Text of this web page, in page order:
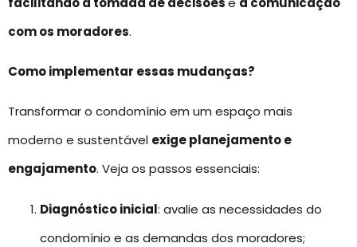
com os moradores.
Como implementar essas mudanças?
Transformar o condomínio em um espaço mais
moderno e sustentável exige planejamento e
engajamento. Veja os passos essenciais:
Diagnóstico inicial: avalie as necessidades do
condomínio e as demandas dos moradores;